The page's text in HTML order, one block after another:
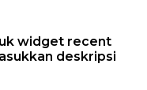
widget recent
deskripsi